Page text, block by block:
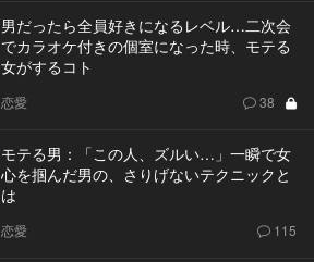
男だったら全員好きになるレベル…二次会
でカラオケ付きの個室になった時、モテる
女がするコト
恋愛 38
モテる男：「この人、ズルい…」一瞬で女
心を掴んだ男の、さりげないテクニックと
は
恋愛 115